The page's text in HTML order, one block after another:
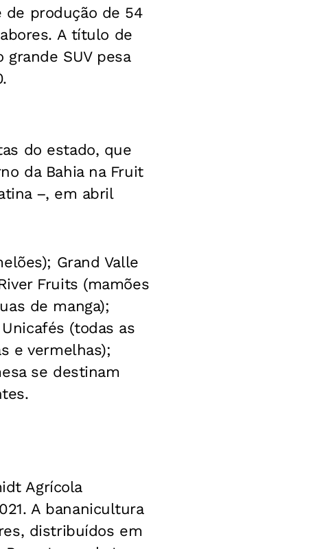
de produção de 54
A título de
SUV pesa
do estado, que
da Bahia na Fruit
–, em abril
Grand Valle
Fruits (mamões
de manga);
(todas as
e vermelhas);
se destinam
Agrícola
A bananicultura
distribuídos em